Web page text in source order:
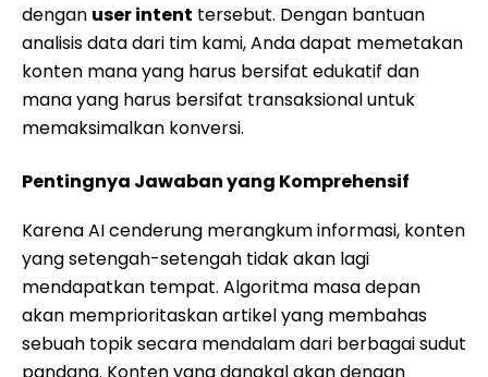
dengan user intent tersebut. Dengan bantuan
analisis data dari tim kami, Anda dapat memetakan
konten mana yang harus bersifat edukatif dan
mana yang harus bersifat transaksional untuk
memaksimalkan konversi.
Pentingnya Jawaban yang Komprehensif
Karena AI cenderung merangkum informasi, konten
yang setengah-setengah tidak akan lagi
mendapatkan tempat. Algoritma masa depan
akan memprioritaskan artikel yang membahas
sebuah topik secara mendalam dari berbagai sudut